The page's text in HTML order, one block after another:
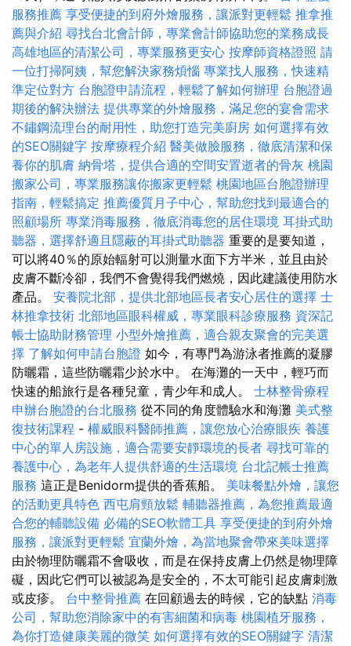
服務推薦 享受便捷的到府外燴服務，讓派對更輕鬆 推拿推
薦與介紹 尋找台北會計師，專業會計師協助您的業務成長
高雄地區的清潔公司，專業服務更安心 按摩師資格證照 請
一位打掃阿姨，幫您解決家務煩惱 專業找人服務，快速精
準定位對方 台胞證申請流程，輕鬆了解如何辦理 台胞證過
期後的解決辦法 提供專業的外燴服務，滿足您的宴會需求
不鏽鋼流理台的耐用性，助您打造完美廚房 如何選擇有效
的SEO關鍵字 按摩療程介紹 醫美做臉服務，徹底清潔和保
養你的肌膚 納骨塔，提供合適的空間安置逝者的骨灰 桃園
搬家公司，專業服務讓你搬家更輕鬆 桃園地區台胞證辦理
指南，輕鬆搞定 推薦優質月子中心，幫助您找到最適合的
照顧場所 專業消毒服務，徹底消毒您的居住環境 耳掛式助
聽器，選擇舒適且隱蔽的耳掛式助聽器 重要的是要知道，
可以將40％的原始輻射可以測量水面下方半米，並且由於
皮膚不斷冷卻，我們不會覺得我們燃燒，因此建議使用防水
產品。 安養院北部，提供北部地區長者安心居住的選擇 士
林推拿技術 北部地區眼科權威，專業眼科診療服務 資深記
帳士協助財務管理 小型外燴推薦，適合親友聚會的完美選
擇 了解如何申請台胞證 如今，有專門為游泳者推薦的凝膠
防曬霜，這些防曬霜少於水中。 在海灘的一天中，輕巧而
快速的船旅行是各種兒童，青少年和成人。 士林整骨療程
申辦台胞證的台北服務 從不同的角度體驗水和海灘 美式整
復技術課程 - 權威眼科醫師推薦，讓您放心治療眼疾 養護
中心的單人房設施，適合需要安靜環境的長者 尋找可靠的
養護中心，為老年人提供舒適的生活環境 台北記帳士推薦
服務 這正是Benidorm提供的香蕉船。 美味餐點外燴，讓您
的活動更具特色 西屯肩頸放鬆 輔聽器推薦，為您推薦最適
合您的輔聽設備 必備的SEO軟體工具 享受便捷的到府外燴
服務，讓派對更輕鬆 宜蘭外燴，為當地聚會帶來美味選擇
由於物理防曬霜不會吸收，而是在保持皮膚上仍然是物理障
礙，因此它們可以被認為是安全的，不太可能引起皮膚刺激
或皮疹。 台中整骨推薦 在回顧過去的時候，它的缺點 消毒
公司，幫助您消除家中的有害細菌和病毒 桃園植牙服務，
為你打造健康美麗的微笑 如何選擇有效的SEO關鍵字 清潔